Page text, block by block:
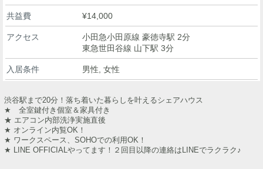
共益費 ¥14,000
アクセス
小田急小田原線 豪徳寺駅 2分
東急世田谷線 山下駅 3分
入居条件 男性, 女性
渋谷駅まで20分！落ち着いた暮らしを叶えるシェアハウス
★ 全室鍵付き個室＆家具付き
★ エアコン内部洗浄実施直後
★ オンライン内覧OK！
★ ワークスペース、SOHOでの利用OK！
★ LINE OFFICIALやってます！２回目以降の連絡はLINEでラクラク♪